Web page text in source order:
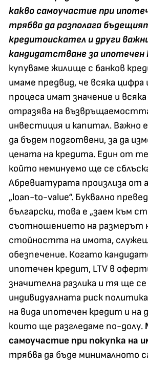
какво самоучастие при
трябва да разполага
кредитоискател и други
кандидатстване за ипотечен
купуваме жилище с банков
имаме предвид, че всяка
процеса имат значение и
отразява на
инвестиция и капитал. Важно
да бъдем подготвени, за да
цената на кредита. Един от
който неминуемо ще се
Абревиатурата произлиза от
„loan-to-value“. Буквално
български, това е „заем към
съотношението на размерът
стойността на имота,
обезпечение. Когато
ипотечен кредит, LTV в
значителна разлика и тя ще
индивидуалната риск
на вида ипотечен кредит и на
които ще разгледаме по-долу.
самоучастие при покупка на
трябва да бъде минималното